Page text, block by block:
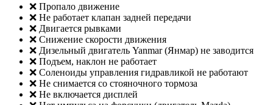
❌ Пропало движение
❌ Не работает клапан задней передачи
❌ Двигается рывками
❌ Снижение скорости движения
❌ Дизельный двигатель Yanmar (Янмар) не заводится
❌ Подъем, наклон не работает
❌ Соленоиды управления гидравликой не работают
❌ Не снимается со стояночного тормоза
❌ Не включается дисплей